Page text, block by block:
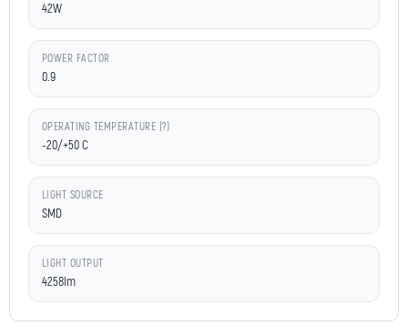
42W
POWER FACTOR
0.9
OPERATING TEMPERATURE (?)
-20/+50 C
LIGHT SOURCE
SMD
LIGHT OUTPUT
4258lm